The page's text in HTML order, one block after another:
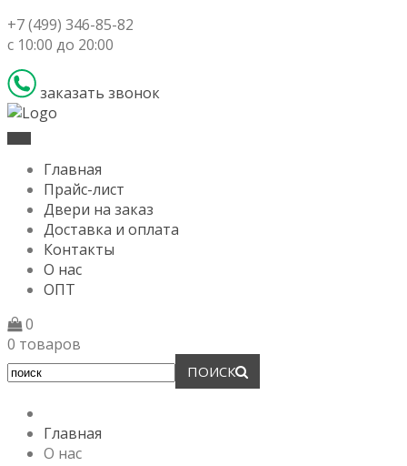
+7 (499) 346-85-82
с 10:00 до 20:00
заказать звонок
TOGGLE
NAVIGATION
Главная
Прайс-лист
Двери на заказ
Доставка и оплата
Контакты
О нас
ОПТ
0
0 товаров
ПОИСК
Главная
О нас